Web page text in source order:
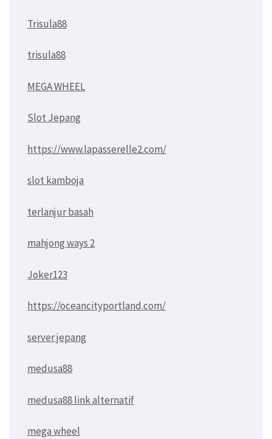
Trisula88
trisula88
MEGA WHEEL
Slot Jepang
https://www.lapasserelle2.com/
slot kamboja
terlanjur basah
mahjong ways 2
Joker123
https://oceancityportland.com/
server jepang
medusa88
medusa88 link alternatif
mega wheel